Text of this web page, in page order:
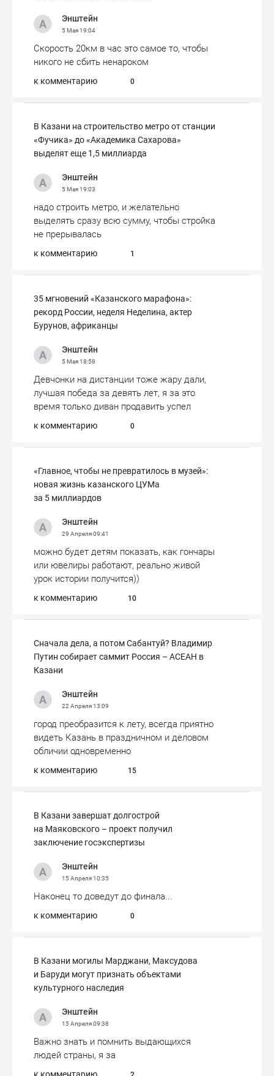
Энштейн
5 Мая19:04
Скорость 20км в час это самое то, чтобы
никого не сбить ненароком
к комментарию 0
В Казани на строительство метро от станции
«Фучика» до «Академика Сахарова»
выделят еще 1,5 миллиарда
Энштейн
5 Мая19:03
надо строить метро, и желательно
выделять сразу всю сумму, чтобы стройка
не прерывалась
к комментарию 1
35 мгновений «Казанского марафона»:
рекорд России, неделя Неделина, актер
Бурунов, африканцы
Энштейн
5 Мая18:58
Девчонки на дистанции тоже жару дали,
лучшая победа за девять лет, я за это
время только диван продавить успел
к комментарию 0
«Главное, чтобы не превратилось в музей»:
новая жизнь казанского ЦУМа
за 5 миллиардов
Энштейн
29 Апреля09:41
можно будет детям показать, как гончары
или ювелиры работают, реально живой
урок истории получится))
к комментарию 10
Сначала дела, а потом Сабантуй? Владимир
Путин собирает саммит Россия – АСЕАН в
Казани
Энштейн
22 Апреля13:09
город преобразится к лету, всегда приятно
видеть Казань в праздничном и деловом
обличии одновременно
к комментарию 15
В Казани завершат долгострой
на Маяковского – проект получил
заключение госэкспертизы
Энштейн
15 Апреля10:35
Наконец то доведут до финала...
к комментарию 0
В Казани могилы Марджани, Максудова
и Баруди могут признать объектами
культурного наследия
Энштейн
15 Апреля09:38
Важно знать и помнить выдающихся
людей страны, я за